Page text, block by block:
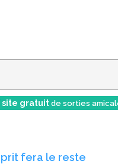
site gratuit de sorties
fera le reste